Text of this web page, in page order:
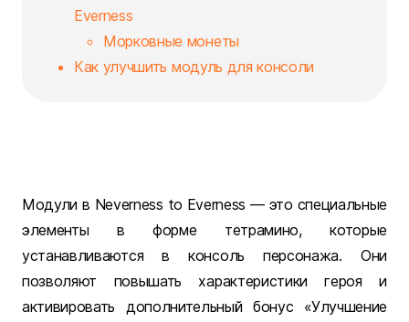
Everness
Морковные монеты
Как улучшить модуль для консоли
Модули в Neverness to Everness — это специальные
элементы в форме тетрамино, которые
устанавливаются в консоль персонажа. Они
позволяют повышать характеристики героя и
активировать дополнительный бонус «Улучшение